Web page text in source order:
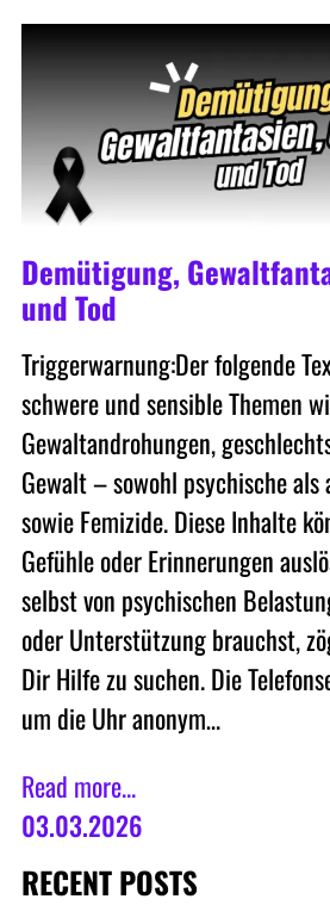
Demütigung,
und Tod
Triggerwarnung:Der folgende
schwere und sensible Themen
Gewaltandrohungen,
Gewalt – sowohl psychische
sowie Femizide. Diese Inhalte
Gefühle oder Erinnerungen
selbst von psychischen
oder Unterstützung brauchst,
Dir Hilfe zu suchen. Die
um die Uhr anonym…
Read more...
03.03.2026
RECENT POSTS